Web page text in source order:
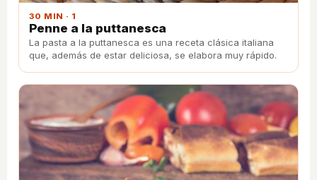
30 MIN · 1
Penne a la puttanesca
La pasta a la puttanesca es una receta clásica italiana
que, además de estar deliciosa, se elabora muy rápido.